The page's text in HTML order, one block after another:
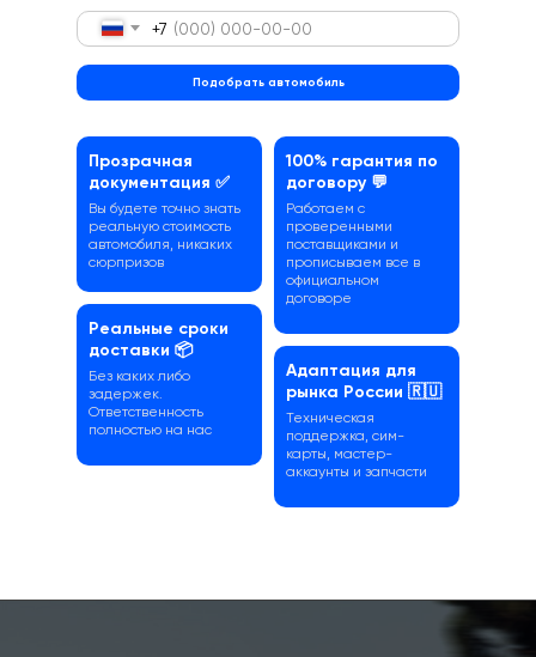
+7
Подобрать автомобиль
Прозрачная
документация ✅
Вы будете точно знать
реальную стоимость
автомобиля, никаких
сюрпризов
100% гарантия по
договору 💬
Работаем с
проверенными
поставщиками и
прописываем все в
официальном
договоре
Реальные сроки
доставки 📦
Без каких либо
задержек.
Ответственность
полностью на нас
Адаптация для
рынка России 🇷🇺
Техническая
поддержка, сим-
карты, мастер-
аккаунты и запчасти